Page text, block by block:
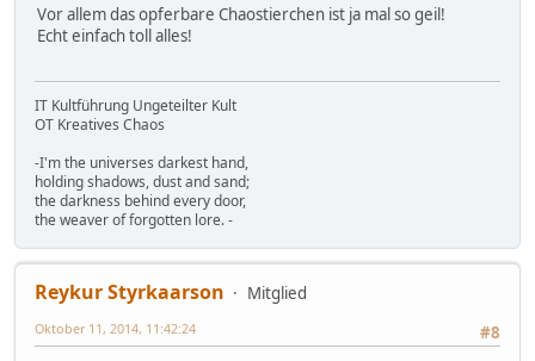
Vor allem das opferbare Chaostierchen ist ja mal so geil!
Echt einfach toll alles!
IT Kultführung Ungeteilter Kult
OT Kreatives Chaos
-I'm the universes darkest hand,
holding shadows, dust and sand;
the darkness behind every door,
the weaver of forgotten lore. -
Reykur Styrkaarson
Mitglied
#8
Oktober 11, 2014, 11:42:24